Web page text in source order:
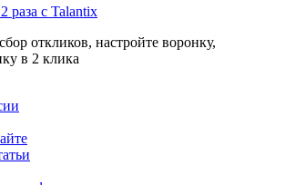
раза с Talantix
откликов, настройте воронку,
в 2 клика